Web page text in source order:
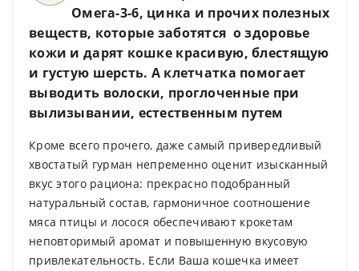
Омега-3-6, цинка и прочих полезных
веществ, которые заботятся о здоровье
кожи и дарят кошке красивую, блестящую
и густую шерсть. А клетчатка помогает
выводить волоски, проглоченные при
вылизывании, естественным путем
Кроме всего прочего, даже самый привередливый
хвостатый гурман непременно оценит изысканный
вкус этого рациона: прекрасно подобранный
натуральный состав, гармоничное соотношение
мяса птицы и лосося обеспечивают крокетам
неповторимый аромат и повышенную вкусовую
привлекательность. Если Ваша кошечка имеет